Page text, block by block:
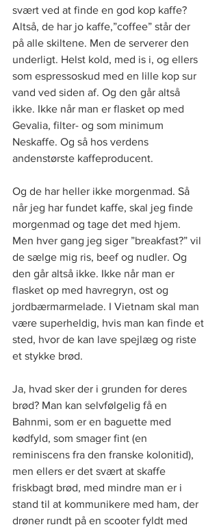
svært ved at finde en god kop kaffe?
Altså, de har jo kaffe,”coffee” står der
på alle skiltene. Men de serverer den
underligt. Helst kold, med is i, og ellers
som espressoskud med en lille kop sur
vand ved siden af. Og den går altså
ikke. Ikke når man er flasket op med
Gevalia, filter- og som minimum
Neskaffe. Og så hos verdens
andenstørste kaffeproducent.
Og de har heller ikke morgenmad. Så
når jeg har fundet kaffe, skal jeg finde
morgenmad og tage det med hjem.
Men hver gang jeg siger ”breakfast?” vil
de sælge mig ris, beef og nudler. Og
den går altså ikke. Ikke når man er
flasket op med havregryn, ost og
jordbærmarmelade. I Vietnam skal man
være superheldig, hvis man kan finde et
sted, hvor de kan lave spejlæg og riste
et stykke brød.
Ja, hvad sker der i grunden for deres
brød? Man kan selvfølgelig få en
Bahnmi, som er en baguette med
kødfyld, som smager fint (en
reminiscens fra den franske kolonitid),
men ellers er det svært at skaffe
friskbagt brød, med mindre man er i
stand til at kommunikere med ham, der
drøner rundt på en scooter fyldt med